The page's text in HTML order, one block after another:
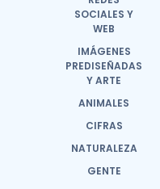
SOCIALES Y
WEB
IMÁGENES
PREDISEÑADAS
Y ARTE
ANIMALES
CIFRAS
NATURALEZA
GENTE